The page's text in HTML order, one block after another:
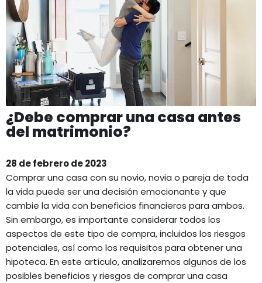
¿Debe comprar una casa antes
del matrimonio?
28 de febrero de 2023
Comprar una casa con su novio, novia o pareja de toda
la vida puede ser una decisión emocionante y que
cambie la vida con beneficios financieros para ambos.
Sin embargo, es importante considerar todos los
aspectos de este tipo de compra, incluidos los riesgos
potenciales, así como los requisitos para obtener una
hipoteca. En este artículo, analizaremos algunos de los
posibles beneficios y riesgos de comprar una casa